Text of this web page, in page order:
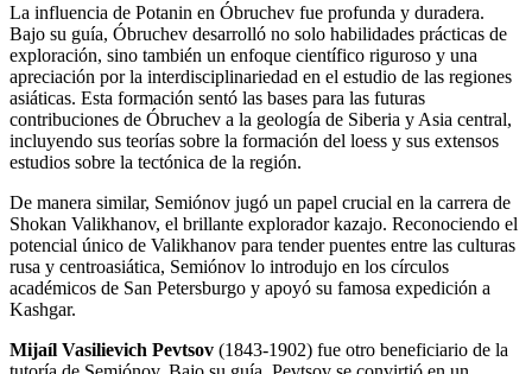
La influencia de Potanin en Óbruchev fue profunda y duradera.
Bajo su guía, Óbruchev desarrolló no solo habilidades prácticas de
exploración, sino también un enfoque científico riguroso y una
apreciación por la interdisciplinariedad en el estudio de las regiones
asiáticas. Esta formación sentó las bases para las futuras
contribuciones de Óbruchev a la geología de Siberia y Asia central,
incluyendo sus teorías sobre la formación del loess y sus extensos
estudios sobre la tectónica de la región.
De manera similar, Semiónov jugó un papel crucial en la carrera de
Shokan Valikhanov, el brillante explorador kazajo. Reconociendo el
potencial único de Valikhanov para tender puentes entre las culturas
rusa y centroasiática, Semiónov lo introdujo en los círculos
académicos de San Petersburgo y apoyó su famosa expedición a
Kashgar.
Mijaíl Vasilievich Pevtsov (1843-1902) fue otro beneficiario de la